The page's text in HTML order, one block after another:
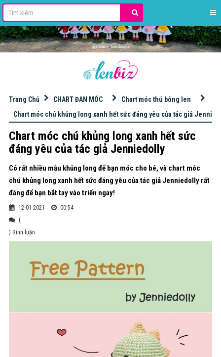
Trang Chủ CHART ĐAN MÓC
Chart móc thú bông len
Chart móc chú khủng long xanh hết sức đáng yêu của tác giả
Chart móc chú khủng long xanh hết sức
đáng yêu của tác giả Jenniedolly
Có rất nhiều mẫu khủng long để bạn móc cho bé, và chart móc
chú khủng long xanh hết sức đáng yêu của tác giả Jenniedolly rất
đáng để bạn bắt tay vào triển ngay!
12-01-2021
00:54
(
) Bình luận